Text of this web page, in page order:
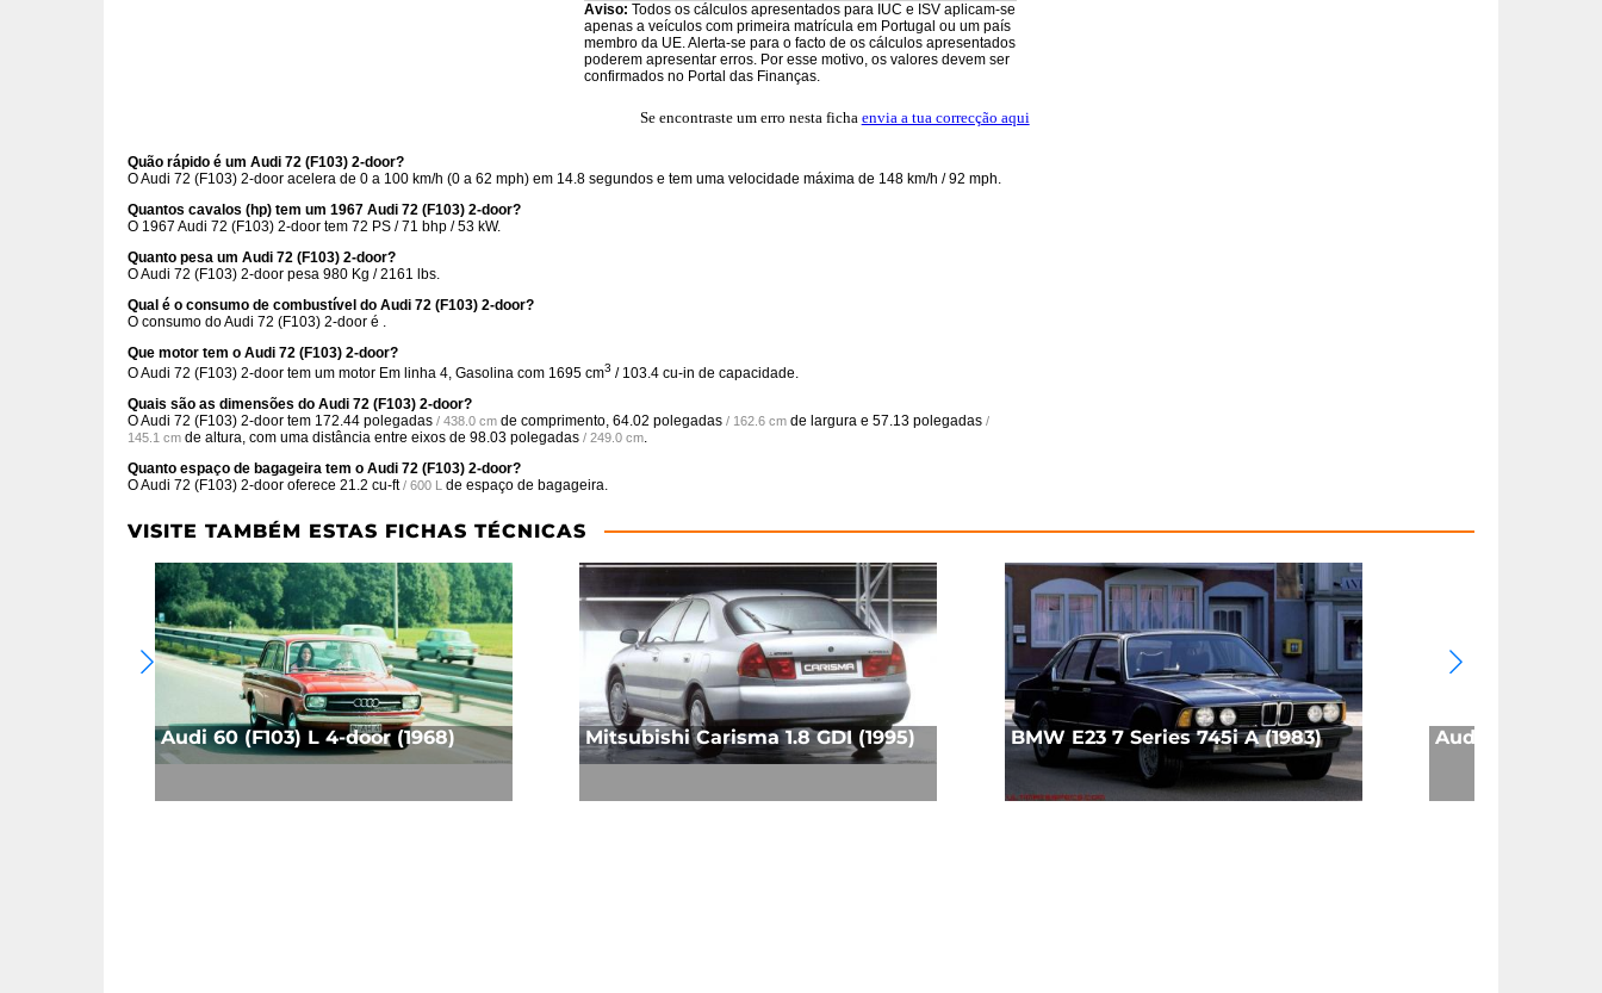
Aviso: Todos os cálculos apresentados para IUC e ISV aplicam-se
apenas a veículos com primeira matrícula em Portugal ou um país
membro da UE. Alerta-se para o facto de os cálculos apresentados
poderem apresentar erros. Por esse motivo, os valores devem ser
confirmados no Portal das Finanças.
Se encontraste um erro nesta ficha envia a tua correcção aqui
Quão rápido é um Audi 72 (F103) 2-door?
O Audi 72 (F103) 2-door acelera de 0 a 100 km/h (0 a 62 mph) em 14.8 segundos e tem uma velocidade máxima de 148 km/h / 92 mph.
Quantos cavalos (hp) tem um 1967 Audi 72 (F103) 2-door?
O 1967 Audi 72 (F103) 2-door tem 72 PS / 71 bhp / 53 kW.
Quanto pesa um Audi 72 (F103) 2-door?
O Audi 72 (F103) 2-door pesa 980 Kg / 2161 lbs.
Qual é o consumo de combustível do Audi 72 (F103) 2-door?
O consumo do Audi 72 (F103) 2-door é .
Que motor tem o Audi 72 (F103) 2-door?
O Audi 72 (F103) 2-door tem um motor Em linha 4, Gasolina com 1695 cm3 / 103.4 cu-in de capacidade.
Quais são as dimensões do Audi 72 (F103) 2-door?
O Audi 72 (F103) 2-door tem 172.44 polegadas / 438.0 cm de comprimento, 64.02 polegadas / 162.6 cm de largura e 57.13 polegadas /
145.1 cm de altura, com uma distância entre eixos de 98.03 polegadas / 249.0 cm.
Quanto espaço de bagageira tem o Audi 72 (F103) 2-door?
O Audi 72 (F103) 2-door oferece 21.2 cu-ft / 600 L de espaço de bagageira.
VISITE TAMBÉM ESTAS FICHAS TÉCNICAS
Audi 60 (F103) L 4-door (1968) Mitsubishi Carisma 1.8 GDI (1995) BMW E23 7 Series 745i A (1983) Audi A4 (B6) 2.5